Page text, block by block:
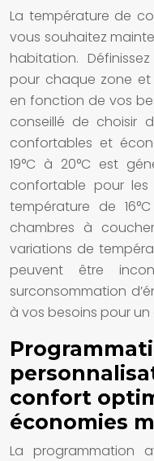
La température de
vous souhaitez
habitation.
pour chaque zone
en fonction de vos
conseillé de choisir
confortables et
19°C à 20°C est
confortable pour les
température de
chambres à
variations de
peuvent être
surconsommation
à vos besoins pour
confort
économies
La programmation